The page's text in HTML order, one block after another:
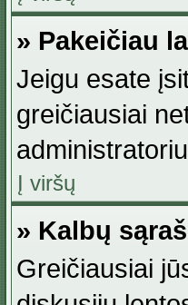
» Pakeičiau
Jeigu esate
greičiausiai
Į viršų
» Kalbų
Greičiausiai